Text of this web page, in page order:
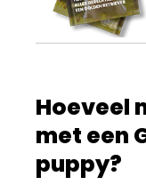
Hoeveel
met een
puppy?